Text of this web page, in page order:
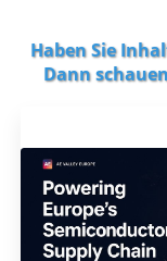
Haben Sie
Dann